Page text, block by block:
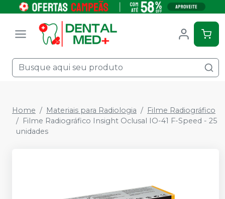
Home Materiais para Radiologia
Filme Radiográfico
Filme Radiográfico Insight Oclusal IO-41 F-Speed - 25
unidades